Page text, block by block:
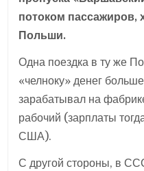
потоком
Польши.
Одна поездка в ту же
«челноку» денег
зарабатывал на
рабочий (зарплаты
США).
С другой стороны, в